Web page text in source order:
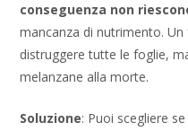
conseguenza non
mancanza di nutrimento.
distruggere tutte le foglie,
melanzane alla morte.
Soluzione: Puoi scegliere